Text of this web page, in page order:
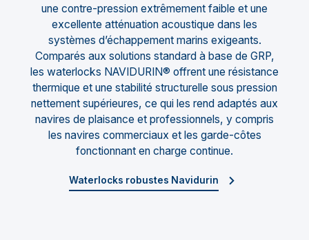
une contre-pression extrêmement faible et une
excellente atténuation acoustique dans les
systèmes d’échappement marins exigeants.
Comparés aux solutions standard à base de GRP,
les waterlocks NAVIDURIN® offrent une résistance
thermique et une stabilité structurelle sous pression
nettement supérieures, ce qui les rend adaptés aux
navires de plaisance et professionnels, y compris
les navires commerciaux et les garde-côtes
fonctionnant en charge continue.
Waterlocks robustes Navidurin